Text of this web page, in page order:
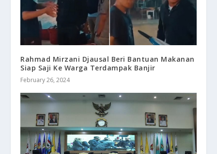
Rahmad Mirzani Djausal Beri Bantuan Makanan
Siap Saji Ke Warga Terdampak Banjir
February 26, 2024